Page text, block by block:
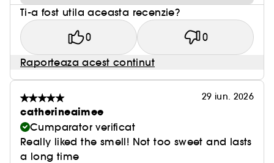
Ti-a fost utila aceasta recenzie?
0 0
Raporteaza acest continut
29 iun. 2026
catherineaimee
Cumparator verificat
Really liked the smell! Not too sweet and lasts
a long time